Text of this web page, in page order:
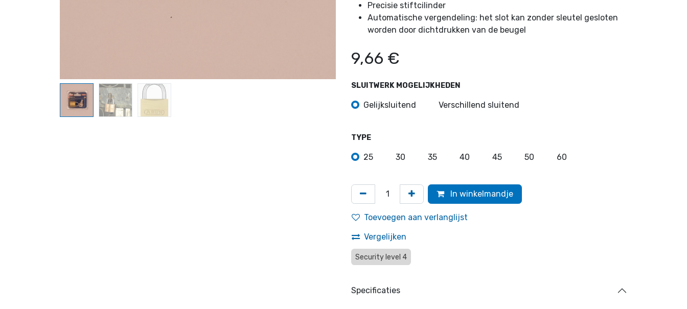
Precisie stiftcilinder
Automatische vergendeling: het slot kan zonder sleutel gesloten
worden door dichtdrukken van de beugel
9,66 €
SLUITWERK MOGELIJKHEDEN
Gelijksluitend Verschillend sluitend
TYPE
25 30 35 40 45 50 60
In winkelmandje
Toevoegen aan verlanglijst
Vergelijken
Security level 4
Specificaties